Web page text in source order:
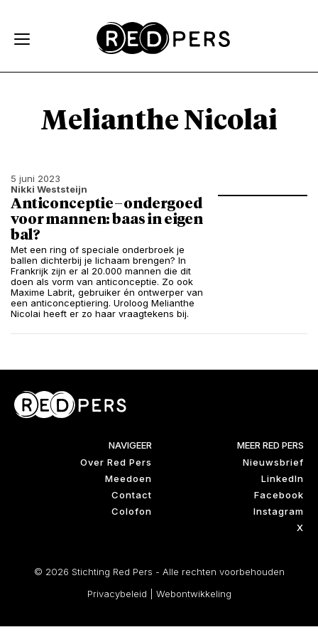
Melianthe Nicolai
5 juni 2023
Nikki Weststeijn
Anticonceptie–ondergoed
voor mannen: baas in eigen
bal?
Met een ring of speciale onderbroek je
ballen dichterbij je lichaam brengen? In
Frankrijk zijn er al 20.000 mannen die dit
doen als vorm van anticonceptie. Zo ook
Maxime Labrit, gebruiker én ontwerper van
een anticonceptiering. Uroloog Melianthe
Nicolai heeft er zo haar vraagtekens bij.
NAVIGEER
Over Red Pers
Meedoen
Contact
Colofon
MEER RED PERS
Nieuwsbrief
LinkedIn
Facebook
Instagram
X
© 2026 Stichting Red Pers - Alle rechten voorbehouden
Privacybeleid
Webontwikkeling